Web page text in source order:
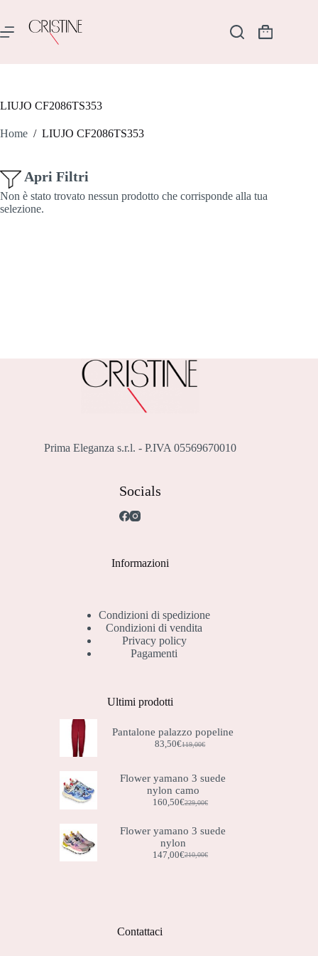
contenuto
Carrello
LIUJO CF2086TS353
Home / LIUJO CF2086TS353
Apri Filtri
Non è stato trovato nessun prodotto che corrisponde alla tua
selezione.
Prima Eleganza s.r.l. - P.IVA 05569670010
Socials
Informazioni
Condizioni di spedizione
Condizioni di vendita
Privacy policy
Pagamenti
Ultimi prodotti
Pantalone palazzo popeline
119,00€
Il
era:
119,00€.
83,50€Il
è:
83,50€.
Flower yamano 3 suede
nylon camo
229,00€
Il
originale
era:
229,00€.
160,50€
Il
attuale
è:
160,50€.
Flower yamano 3 suede
nylon
210,00€
Il
147,00€
Il
Contattaci